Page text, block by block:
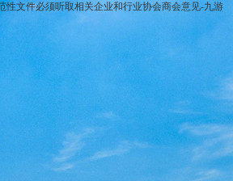
性文件必须听取相关企业和行业协会商会意见-九游